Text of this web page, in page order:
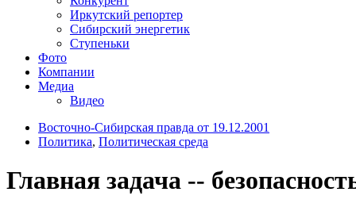
Иркутский репортер
Сибирский энергетик
Ступеньки
Фото
Компании
Медиа
Видео
Восточно-Сибирская правда от 19.12.2001
Политика, Политическая среда
Главная задача --